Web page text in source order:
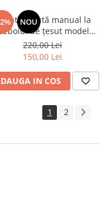
NOU
țesută manual la
de țesut model
poștaș
220,00 Lei
150,00 Lei
IN COS
1 2